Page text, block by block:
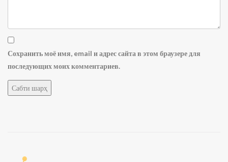
Сохранить моё имя, email и адрес сайта в этом браузере для
последующих моих комментариев.